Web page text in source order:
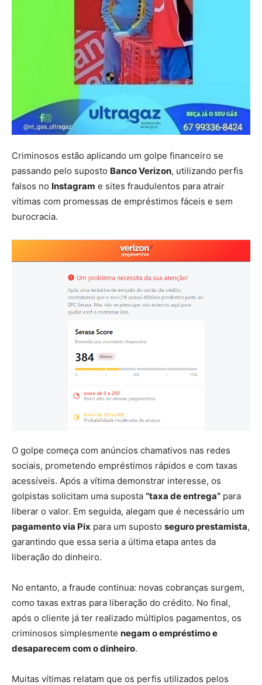
Criminosos estão aplicando um golpe financeiro se
passando pelo suposto Banco Verizon, utilizando perfis
falsos no Instagram e sites fraudulentos para atrair
vítimas com promessas de empréstimos fáceis e sem
burocracia.
O golpe começa com anúncios chamativos nas redes
sociais, prometendo empréstimos rápidos e com taxas
acessíveis. Após a vítima demonstrar interesse, os
golpistas solicitam uma suposta “taxa de entrega” para
liberar o valor. Em seguida, alegam que é necessário um
pagamento via Pix para um suposto seguro prestamista,
garantindo que essa seria a última etapa antes da
liberação do dinheiro.
No entanto, a fraude continua: novas cobranças surgem,
como taxas extras para liberação do crédito. No final,
após o cliente já ter realizado múltiplos pagamentos, os
criminosos simplesmente negam o empréstimo e
desaparecem com o dinheiro.
Muitas vítimas relatam que os perfis utilizados pelos